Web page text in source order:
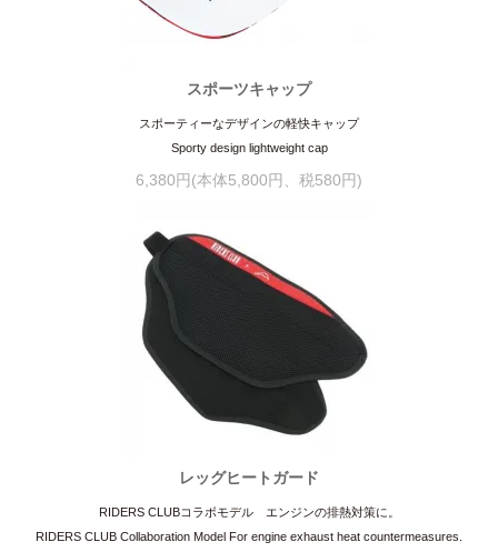
スポーツキャップ
スポーティーなデザインの軽快キャップ
Sporty design lightweight cap
6,380円(本体5,800円、税580円)
レッグヒートガード
RIDERS CLUBコラボモデル エンジンの排熱対策に。
RIDERS CLUB Collaboration Model For engine exhaust heat countermeasures.